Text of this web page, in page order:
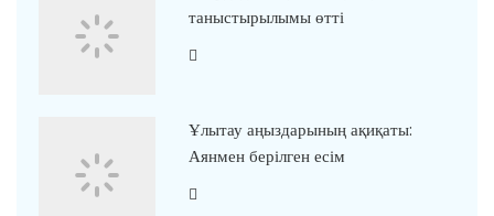
таныстырылымы өтті
Ұлытау аңыздарының ақиқаты:
Аянмен берілген есім